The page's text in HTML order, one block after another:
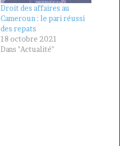
Droit des affaires au
Cameroun : le pari réussi
des repats
18 octobre 2021
Dans "Actualité"